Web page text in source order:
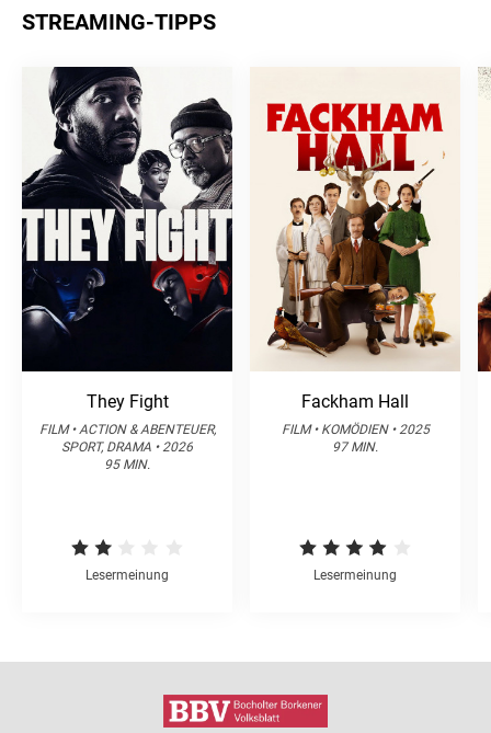
STREAMING-TIPPS
They Fight
FILM • ACTION & ABENTEUER,
SPORT, DRAMA • 2026
95 MIN.
Lesermeinung
Fackham Hall
FILM • KOMÖDIEN • 2025
97 MIN.
Lesermeinung